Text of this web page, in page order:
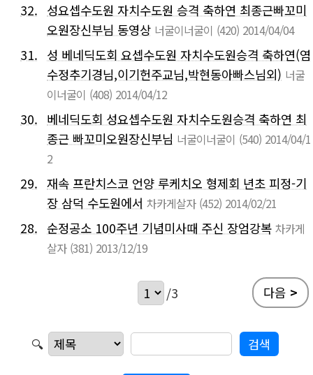
32. 성요셉수도원 자치수도원 승격 축하연 최종근빠꼬미
오원장신부님 동영상 너굴이너굴이 (420) 2014/04/04
31. 성 베네딕도회 요셉수도원 자치수도원승격 축하연(염
수정추기경님,이기헌주교님,박현동아빠스님외) 너굴
이너굴이 (408) 2014/04/12
30. 베네딕도회 성요셉수도원 자치수도원승격 축하연 최
종근 빠꼬미오원장신부님 너굴이너굴이 (540) 2014/04/1
2
29. 재속 프란치스코 언양 루케치오 형제회 년초 피정-기
장 삼덕 수도원에서 차카게살자 (452) 2014/02/21
28. 순정공소 100주년 기념미사때 주신 장엄강복 차카게
살자 (381) 2013/12/19
/3 다음 >
🔍